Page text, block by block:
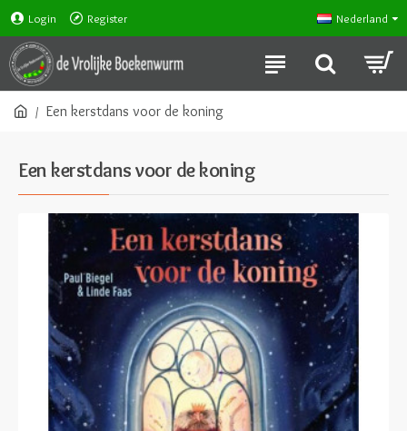
Login Register Nederland
Een kerstdans voor de koning
Een kerstdans voor de koning